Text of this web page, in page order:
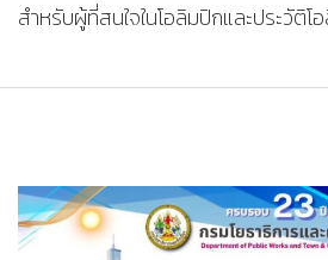
สำหรับผู้ที่สนใจในโอลิมปิกและประวัติโ